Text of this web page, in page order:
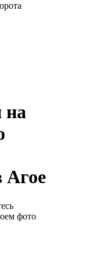
на
Агое
фото